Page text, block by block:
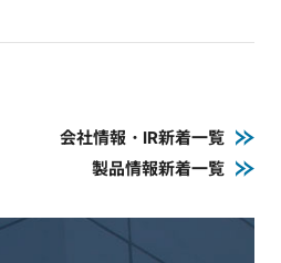
会社情報・IR新着一覧
製品情報新着一覧